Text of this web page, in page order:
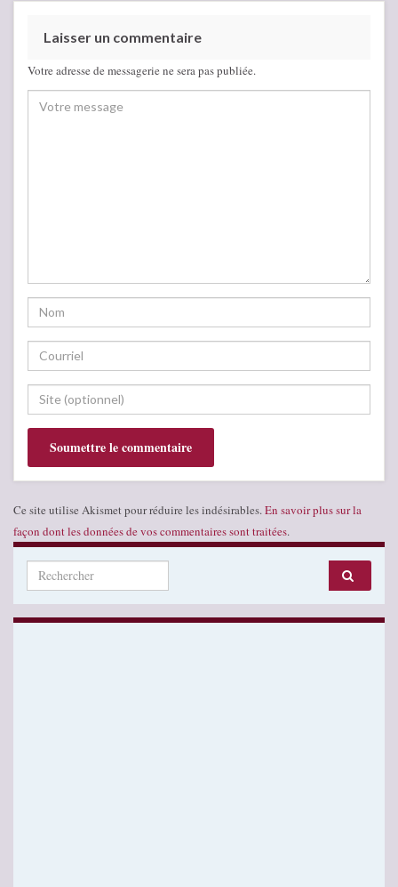
Laisser un commentaire
Votre adresse de messagerie ne sera pas publiée.
Ce site utilise Akismet pour réduire les indésirables. En savoir plus sur la
façon dont les données de vos commentaires sont traitées.
Search for: